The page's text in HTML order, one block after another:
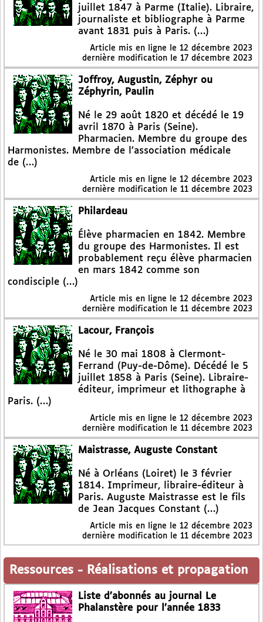
juillet 1847 à Parme (Italie). Libraire,
journaliste et bibliographe à Parme
avant 1831 puis à Paris. (…)
Article mis en ligne le 12 décembre 2023
dernière modification le 17 décembre 2023
Joffroy, Augustin, Zéphyr ou
Zéphyrin, Paulin
Né le 29 août 1820 et décédé le 19
avril 1870 à Paris (Seine).
Pharmacien. Membre du groupe des
Harmonistes. Membre de l’association médicale
de (…)
Article mis en ligne le 12 décembre 2023
dernière modification le 11 décembre 2023
Philardeau
Élève pharmacien en 1842. Membre
du groupe des Harmonistes. Il est
probablement reçu élève pharmacien
en mars 1842 comme son
condisciple (…)
Article mis en ligne le 12 décembre 2023
dernière modification le 11 décembre 2023
Lacour, François
Né le 30 mai 1808 à Clermont-
Ferrand (Puy-de-Dôme). Décédé le 5
juillet 1858 à Paris (Seine). Libraire-
éditeur, imprimeur et lithographe à
Paris. (…)
Article mis en ligne le 12 décembre 2023
dernière modification le 11 décembre 2023
Maistrasse, Auguste Constant
Né à Orléans (Loiret) le 3 février
1814. Imprimeur, libraire-éditeur à
Paris. Auguste Maistrasse est le fils
de Jean Jacques Constant (…)
Article mis en ligne le 12 décembre 2023
dernière modification le 11 décembre 2023
Ressources - Réalisations et propagation
Liste d’abonnés au journal Le
Phalanstère pour l’année 1833